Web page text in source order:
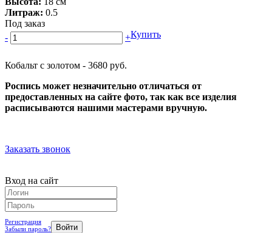
Литраж: 0.5
Под заказ
-
+Купить
Кобальт с золотом - 3680 руб.
Роспись может незначительно отличаться от
предоставленных на сайте фото, так как все изделия
расписываются нашими мастерами вручную.
Заказать звонок
Вход на сайт
Регистрация
Забыли пароль?